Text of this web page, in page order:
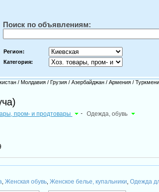
Поиск по объявлениям:
Регион:
Категория:
/ Молдавия / Грузия / Азербайджан / Армения /
пром- и продтовары - Одежда, обувь
,Женская обувь ,Женское белье, купальники ,Одежда